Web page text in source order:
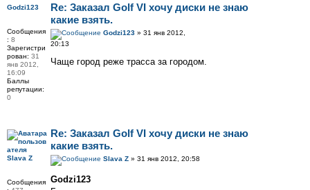
Re: Заказал Golf VI хочу диски не знаю
какие взять.
Godzi123 » 31 янв 2012,
20:13
Чаще город реже трасса за городом.
Godzi123
Сообщения
: 8
Зарегистри
рован: 31
янв 2012,
16:09
Баллы
репутации:
0
Re: Заказал Golf VI хочу диски не знаю
какие взять.
Slava Z » 31 янв 2012, 20:58
Godzi123
Slava Z
Сообщения